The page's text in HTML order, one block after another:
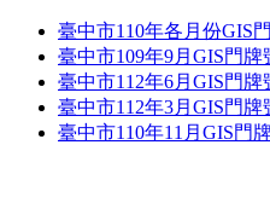
臺中市110年各月份GIS
臺中市109年9月GIS門牌
臺中市112年6月GIS門牌
臺中市112年3月GIS門牌
臺中市110年11月GIS門